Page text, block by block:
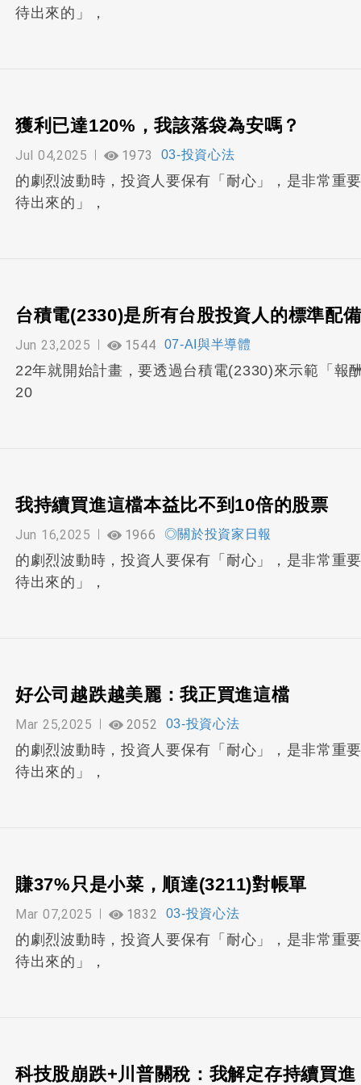
待出來的」，
獲利已達120%，我該落袋為安嗎？
Jul 04,2025 1973 03-投資心法
的劇烈波動時，投資人要保有「耐心」，是非常重
待出來的」，
台積電(2330)是所有台股投資人的標準配備
Jun 23,2025 1544 07-AI與半導體
22年就開始計畫，要透過台積電(2330)來示範「報
20
我持續買進這檔本益比不到10倍的股票
Jun 16,2025 1966 ◎關於投資家日報
的劇烈波動時，投資人要保有「耐心」，是非常重
待出來的」，
好公司越跌越美麗：我正買進這檔
Mar 25,2025 2052 03-投資心法
的劇烈波動時，投資人要保有「耐心」，是非常重
待出來的」，
賺37%只是小菜，順達(3211)對帳單
Mar 07,2025 1832 03-投資心法
的劇烈波動時，投資人要保有「耐心」，是非常重
待出來的」，
科技股崩跌+川普關稅：我解定存持續買進